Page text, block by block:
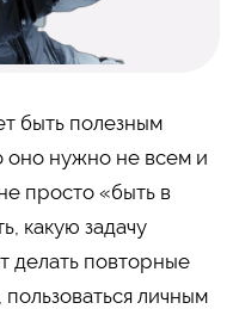
быть полезным
оно нужно не всем и
просто «быть в
какую задачу
делать повторные
личным